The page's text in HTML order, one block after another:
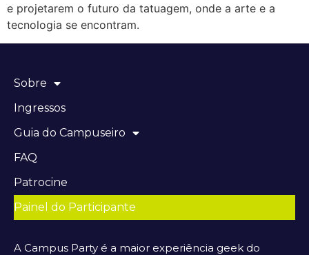
e projetarem o futuro da tatuagem, onde a arte e a
tecnologia se encontram.
Sobre
Ingressos
Guia do Campuseiro
FAQ
Patrocine
Painel do Participante
A Campus Party é a maior experiência geek do